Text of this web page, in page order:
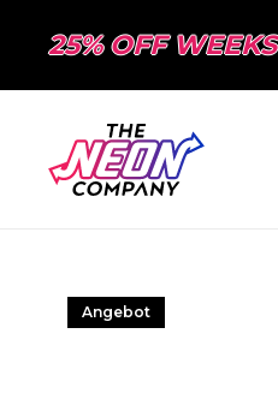
25% OFF WEEKS
Angebot